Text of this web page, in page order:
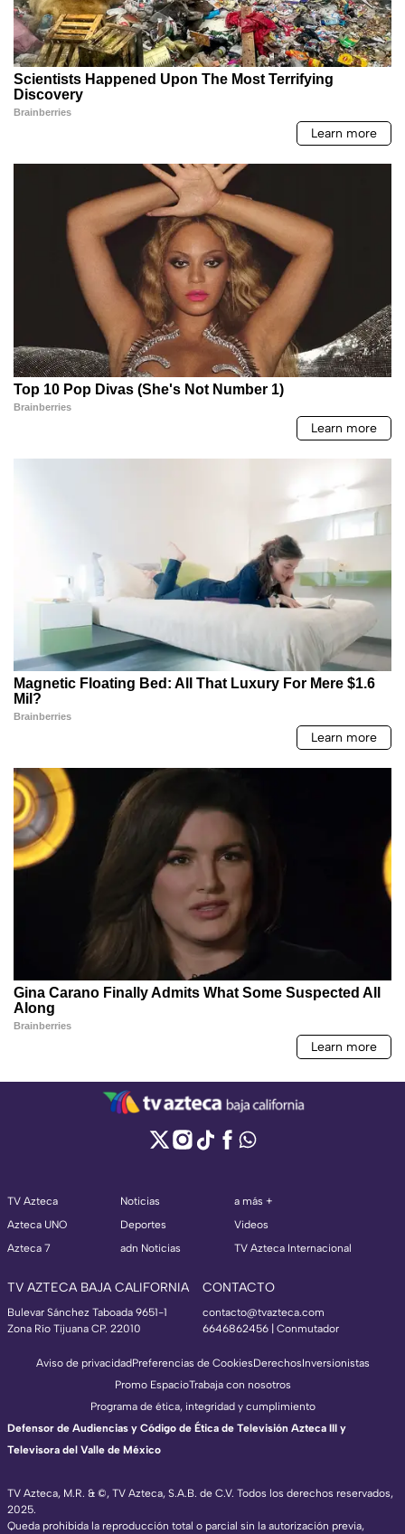
TV Azteca
Azteca UNO
Azteca 7
Noticias
Deportes
adn Noticias
a más +
Videos
TV Azteca Internacional
TV AZTECA BAJA CALIFORNIA
Bulevar Sánchez Taboada 9651-1
Zona Río Tijuana CP. 22010
CONTACTO
contacto@tvazteca.com
6646862456 | Conmutador
TV Azteca, M.R. & ©, TV Azteca, S.A.B. de C.V. Todos los derechos reservados,
2025.
Queda prohibida la reproducción total o parcial sin la autorización previa,
Aviso de privacidadPreferencias de CookiesDerechosInversionistas
Promo EspacioTrabaja con nosotros
Programa de ética, integridad y cumplimiento
Defensor de Audiencias y Código de Ética de Televisión Azteca III y
Televisora del Valle de México